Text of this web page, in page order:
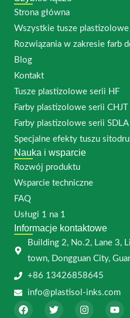
Strona główna
Wszystkie tusze plastizolowe
Rozwiązania w zakresie farb
Blog
Kontakt
Tusze plastizolowe serii HF
Farby plastizolowe serii CHJT
Farby plastizolowe serii SDLA
Specjalne efekty tuszu
Nauka i wsparcie
Rozwój produktu
Wsparcie techniczne
FAQ
Usługi 1 na 1
Informacje kontaktowe
Building 2, No.2, Lane 3,
town, Dongguan City,
+86 13426858645
info@plastisol-inks.com
F
a
T
w
I
n
Y
o